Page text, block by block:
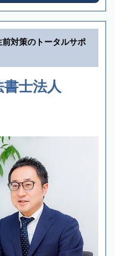
前対策のトータルサポ
士法人